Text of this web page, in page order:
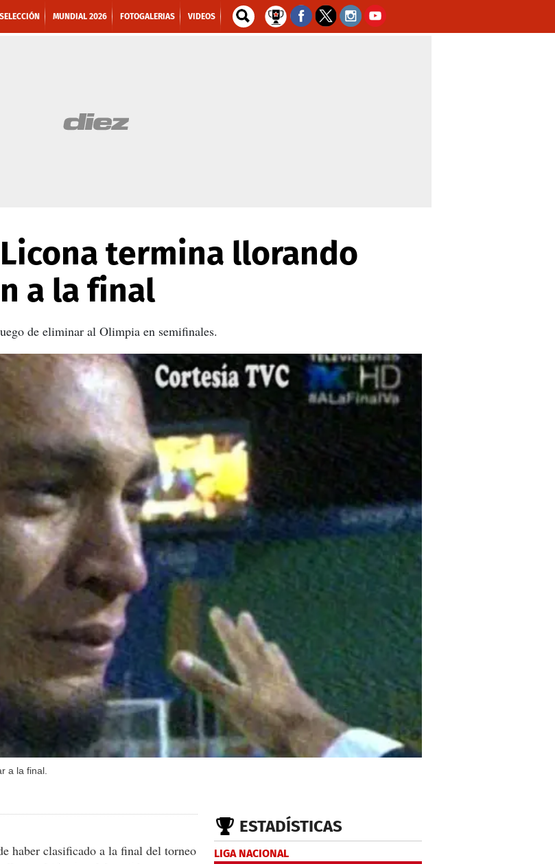
MUNDIAL 2026 FOTOGALERIAS VIDEOS
termina llorando
a la final
de eliminar al Olimpia en semifinales.
a la final.
haber clasificado a la final del torneo
ESTADÍSTICAS
LIGA NACIONAL